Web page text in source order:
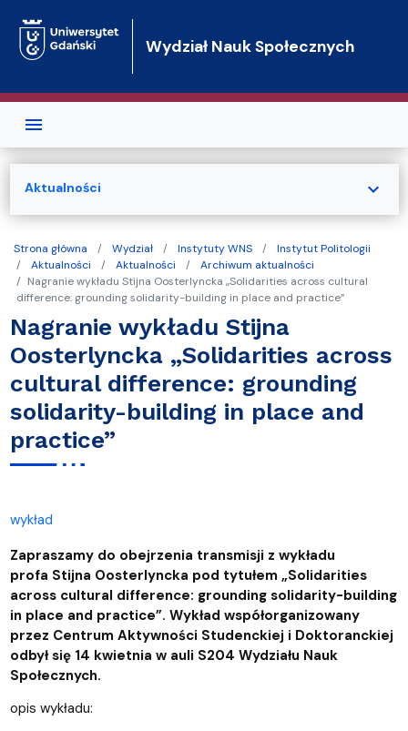
Wydział Nauk Społecznych
Strona główna Wydział Instytuty WNS
Instytut Politologii
Aktualności
Aktualności
Archiwum aktualności
Nagranie wykładu Stijna Oosterlyncka „Solidarities across cultural
difference: grounding solidarity-building in place and practice”
Nagranie wykładu Stijna
Oosterlyncka „Solidarities across
cultural difference: grounding
solidarity-building in place and
practice”
wykład
Zapraszamy do obejrzenia transmisji z wykładu
profa Stijna Oosterlyncka pod tytułem „Solidarities
across cultural difference: grounding solidarity-building
in place and practice”. Wykład współorganizowany
przez Centrum Aktywności Studenckiej i Doktoranckiej
odbył się 14 kwietnia w auli S204 Wydziału Nauk
Społecznych.
opis wykładu:
Aktualności expand_more